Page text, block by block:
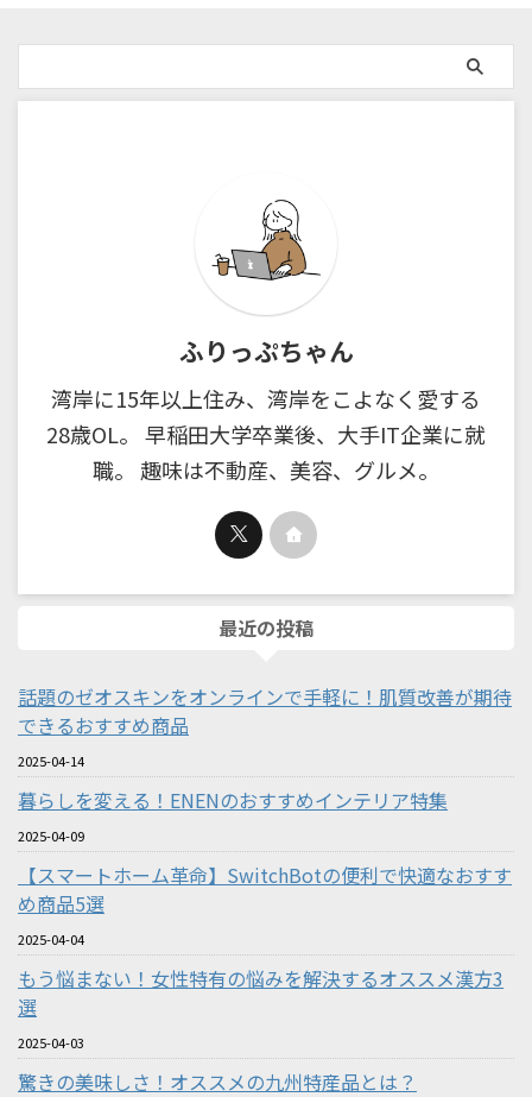
ふりっぷちゃん
湾岸に15年以上住み、湾岸をこよなく愛する
28歳OL。 早稲田大学卒業後、大手IT企業に就
職。 趣味は不動産、美容、グルメ。
最近の投稿
話題のゼオスキンをオンラインで手軽に！肌質改善が期待
できるおすすめ商品
2025-04-14
暮らしを変える！ENENのおすすめインテリア特集
2025-04-09
【スマートホーム革命】SwitchBotの便利で快適なおすす
め商品5選
2025-04-04
もう悩まない！女性特有の悩みを解決するオススメ漢方3
選
2025-04-03
驚きの美味しさ！オススメの九州特産品とは？